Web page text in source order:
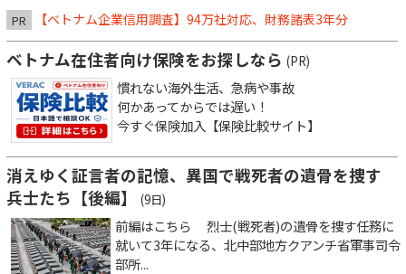
PR 【ベトナム企業信用調査】94万社対応、財務諸表3年分
ベトナム在住者向け保険をお探しなら (PR)
慣れない海外生活、急病や事故
何かあってからでは遅い！
今すぐ保険加入【保険比較サイト】
消えゆく証言者の記憶、異国で戦死者の遺骨を捜す
兵士たち【後編】
(9日)
前編はこちら 烈士(戦死者)の遺骨を捜す任務に
就いて3年になる、北中部地方クアンチ省軍事司令
部所...